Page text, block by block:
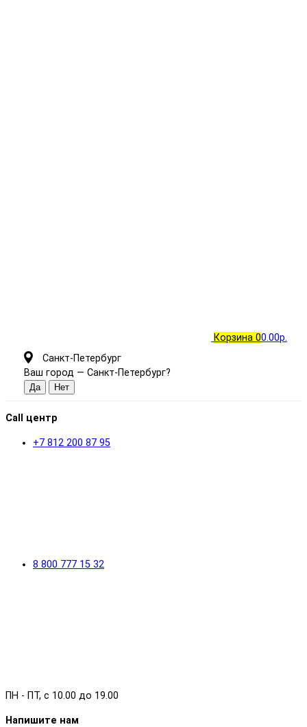
Корзина 00.00р.
Санкт-Петербург
Ваш город — Санкт-Петербург?
Call центр
+7 812 200 87 95
8 800 777 15 32
ПН - ПТ, с 10.00 до 19.00
Напишите нам